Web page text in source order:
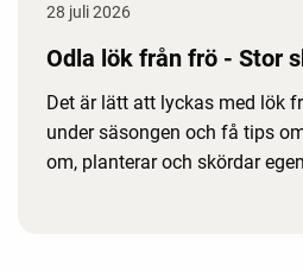
28 juli 2026
Odla lök från frö - Stor
Det är lätt att lyckas med lök
under säsongen och få tips
om, planterar och skördar